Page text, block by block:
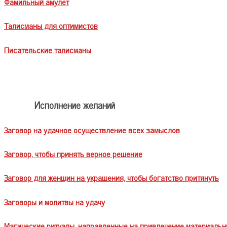
Талисманы для оптимистов
Писательские талисманы
Исполнение желаний
Заговор на удачное осуществление всех замыслов
Заговор, чтобы принять верное решение
Заговор для женщин на украшения, чтобы богатство притянуть
Заговоры и молитвы на удачу